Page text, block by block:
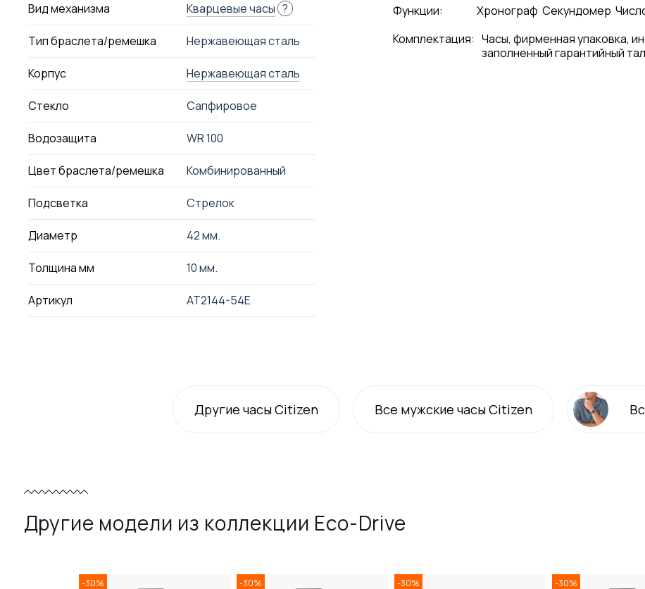
Вид механизма Кварцевые часы ?
Тип браслета/ремешка Нержавеющая сталь
Корпус Нержавеющая сталь
Стекло Сапфировое
Водозащита WR 100
Цвет браслета/ремешка Комбинированный
Подсветка Стрелок
Диаметр 42 мм.
Толщина мм 10 мм.
Артикул AT2144-54E
Функции: Хронограф Секундомер
Комплектация: Часы, фирменная упаковка,
заполненный гарантийный
Другие часы Citizen Все мужские часы Citizen
Другие модели из коллекции Eco-Drive
-30% -30% -30% -30%